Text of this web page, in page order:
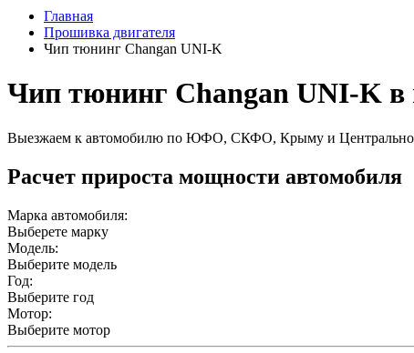
Главная
Прошивка двигателя
Чип тюнинг Changan UNI-K
Чип тюнинг Changan UNI-K в
Выезжаем к автомобилю по ЮФО, СКФО, Крыму и
Расчет прироста мощности автомобиля
Марка автомобиля:
Выберете марку
Модель:
Выберите модель
Год:
Выберите год
Мотор:
Выберите мотор